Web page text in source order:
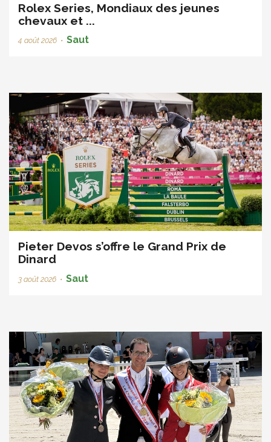
Rolex Series, Mondiaux des jeunes
chevaux et ...
4 août 2026 • Saut
Pieter Devos s’offre le Grand Prix de
Dinard
3 août 2026 • Saut